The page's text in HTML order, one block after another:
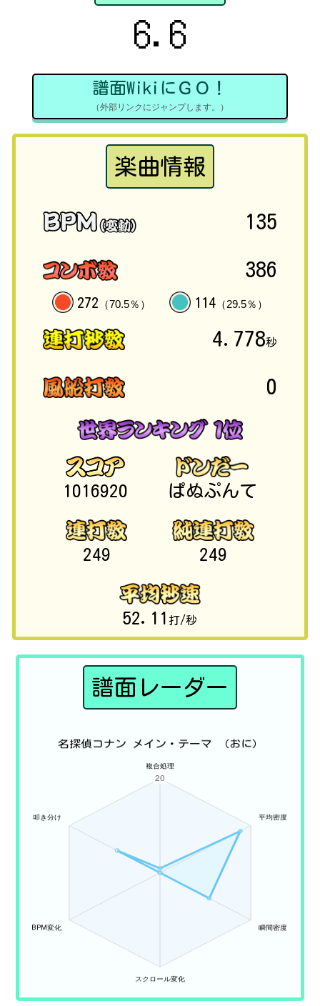
6.6
譜面WikiにＧＯ！
（外部リンクにジャンプします。）
楽曲情報
135
386
272 （70.5％） 114（29.5％）
4.778秒
0
1016920 ぱぬぷんて
249 249
52.11 打/秒
譜面レーダー